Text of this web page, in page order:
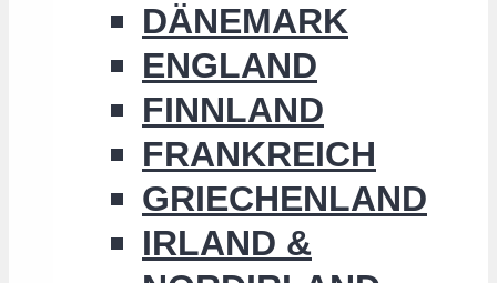
DÄNEMARK
ENGLAND
FINNLAND
FRANKREICH
GRIECHENLAND
IRLAND &